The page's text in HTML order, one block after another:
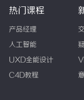
热门课程
产品经理
人工智能
UXD全能设计
C4D教程